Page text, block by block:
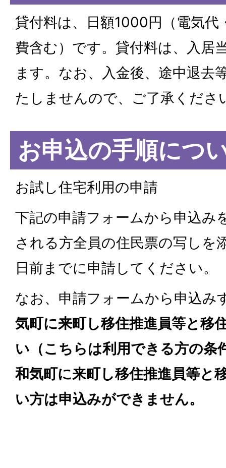
貸付料は、日額1000円（電気代
費含む）です。貸付料は、入居
ます。なお、入金後、途中退去
たしませんので、ご了承くださ
お申込の手順につ
お試し住宅利用の申請
下記の申請フォームから申込み
される方全員の住民票の写しを
日前までに申請してください。
なお、申請フォームから申込み
気町に来町し移住推進員等と移
い （こちらは利用できる方の
和気町に来町し移住推進員等と
い方は申込みができません。